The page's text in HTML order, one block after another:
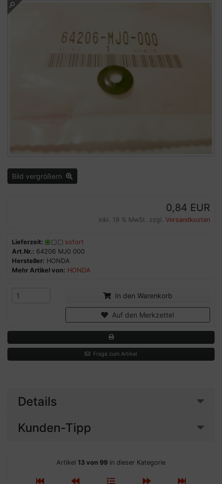
Bild vergrößern
0,84 EUR
inkl. 19 % MwSt. zzgl. Versandkosten
Lieferzeit:
sofort
Art.Nr.: 64206 MJ0 000
Hersteller: HONDA
Mehr Artikel von: HONDA
In den Warenkorb
Auf den Merkzettel
Frage zum Artikel
Details
Kunden-Tipp
Artikel 13 von 99 in dieser Kategorie